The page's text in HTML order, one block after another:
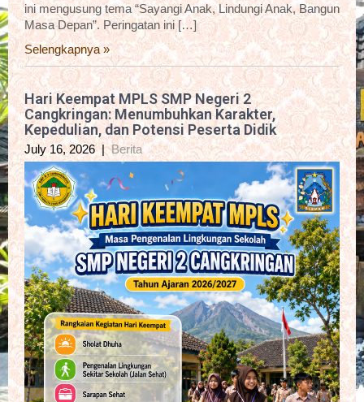
ini mengusung tema “Sayangi Anak, Lindungi Anak, Bangun
Masa Depan”. Peringatan ini […]
Selengkapnya »
Hari Keempat MPLS SMP Negeri 2
Cangkringan: Menumbuhkan Karakter,
Kepedulian, dan Potensi Peserta Didik
July 16, 2026 |Berita